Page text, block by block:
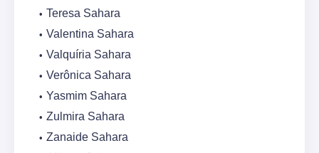
Teresa Sahara
Valentina Sahara
Valquíria Sahara
Verônica Sahara
Yasmim Sahara
Zulmira Sahara
Zanaide Sahara